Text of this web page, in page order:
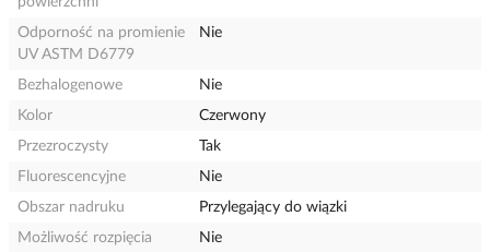
Odporność na promienie
UV ASTM D6779
Nie
Bezhalogenowe
Nie
Kolor
Czerwony
Przezroczysty
Tak
Fluorescencyjne
Nie
Obszar nadruku
Przylegający do wiązki
Możliwość rozpięcia
Nie